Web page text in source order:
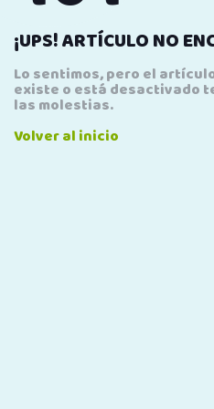
¡UPS! ARTÍCULO NO
Lo sentimos, pero el artículo
existe o está desactivado
las molestias.
Volver al inicio